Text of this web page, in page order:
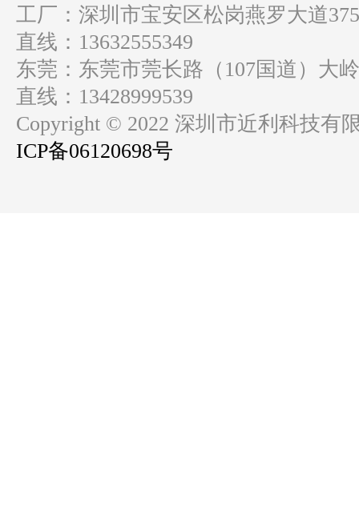
工厂：深圳市宝安区松岗燕罗大道
直线：13632555349
东莞：东莞市莞长路（107国道）大
直线：13428999539
Copyright © 2022 深圳市近利科技有
ICP备06120698号